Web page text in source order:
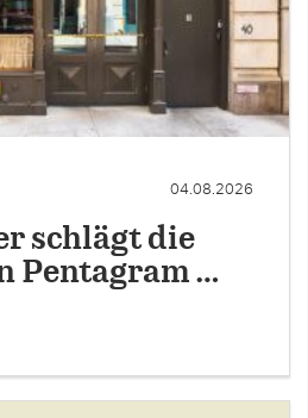
04.08.2026
schlägt die
Pentagram …